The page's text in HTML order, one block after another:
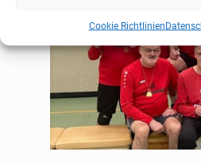
Cookie Richtlinien